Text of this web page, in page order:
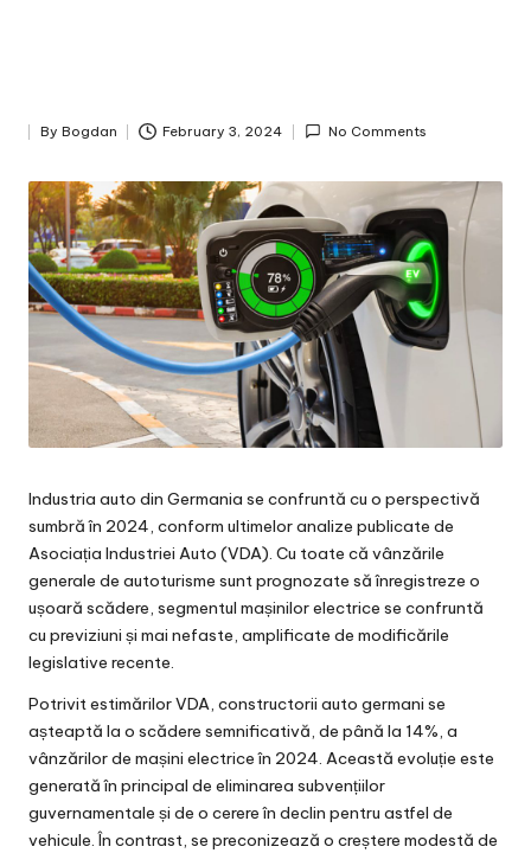
Posted
By Bogdan February 3, 2024 No Comments
Industria auto din Germania se confruntă cu o perspectivă
sumbră în 2024, conform ultimelor analize publicate de
Asociația Industriei Auto (VDA). Cu toate că vânzările
generale de autoturisme sunt prognozate să înregistreze o
ușoară scădere, segmentul mașinilor electrice se confruntă
cu previziuni și mai nefaste, amplificate de modificările
legislative recente.
Potrivit estimărilor VDA, constructorii auto germani se
așteaptă la o scădere semnificativă, de până la 14%, a
vânzărilor de mașini electrice în 2024. Această evoluție este
generată în principal de eliminarea subvențiilor
guvernamentale și de o cerere în declin pentru astfel de
vehicule. În contrast, se preconizează o creștere modestă de